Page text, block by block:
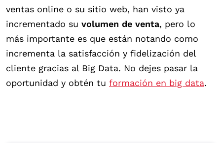
ventas online o su sitio web, han visto ya
incrementado su volumen de venta, pero lo
más importante es que están notando como
incrementa la satisfacción y fidelización del
cliente gracias al Big Data. No dejes pasar la
oportunidad y obtén tu formación en big data.